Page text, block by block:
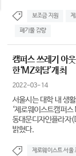
보조금 지원
폐기물 감량
캠퍼스 쓰레기 아
한‘MZ회담’개최
2022-03-14
서울시는 대학 내 생
‘제로웨이스트캠퍼
동대문디자인플라자
밝혔다.
제로웨이스트 서울